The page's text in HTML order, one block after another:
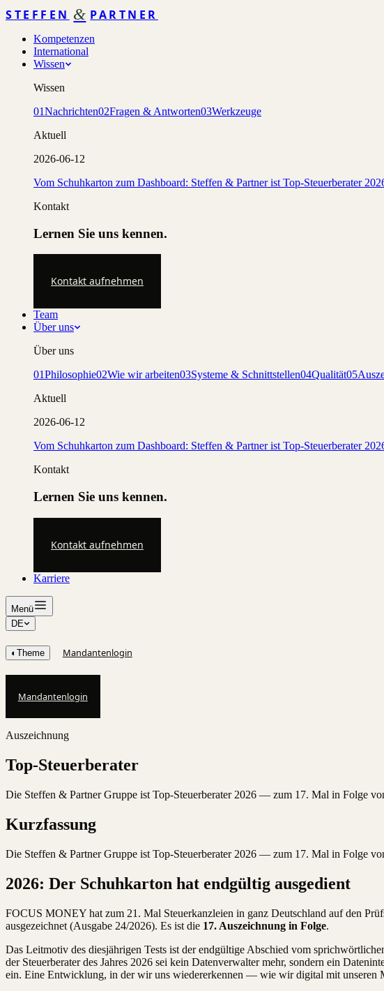
STEFFEN & PARTNER
Kompetenzen
International
Wissen
Wissen
01Nachrichten02Fragen & Antworten03Werkzeuge
Aktuell
2026-06-12
Vom Schuhkarton zum Dashboard: Steffen & Partner ist Top-Steuerberater
Kontakt
Lernen Sie uns kennen.
Kontakt aufnehmen
Team
Über uns
Über uns
01Philosophie02Wie wir arbeiten03Systeme & Schnittstellen04Qualität05
Aktuell
2026-06-12
Vom Schuhkarton zum Dashboard: Steffen & Partner ist Top-Steuerberater
Kontakt
Lernen Sie uns kennen.
Kontakt aufnehmen
Karriere
Menü
DE
◐ Theme Mandantenlogin
Mandantenlogin
Auszeichnung
Top-Steuerberater
Die Steffen & Partner Gruppe ist Top-Steuerberater 2026 — zum 17. Mal in Folge
Kurzfassung
Die Steffen & Partner Gruppe ist Top-Steuerberater 2026 — zum 17. Mal in Folge
2026: Der Schuhkarton hat endgültig ausgedient
FOCUS MONEY hat zum 21. Mal Steuerkanzleien in ganz Deutschland auf den
ausgezeichnet (Ausgabe 24/2026). Es ist die 17. Auszeichnung in Folge.
Das Leitmotiv des diesjährigen Tests ist der endgültige Abschied vom
der Steuerberater des Jahres 2026 sei kein Datenverwalter mehr, sondern ein
ein. Eine Entwicklung, in der wir uns wiedererkennen — wie wir digital mit unseren